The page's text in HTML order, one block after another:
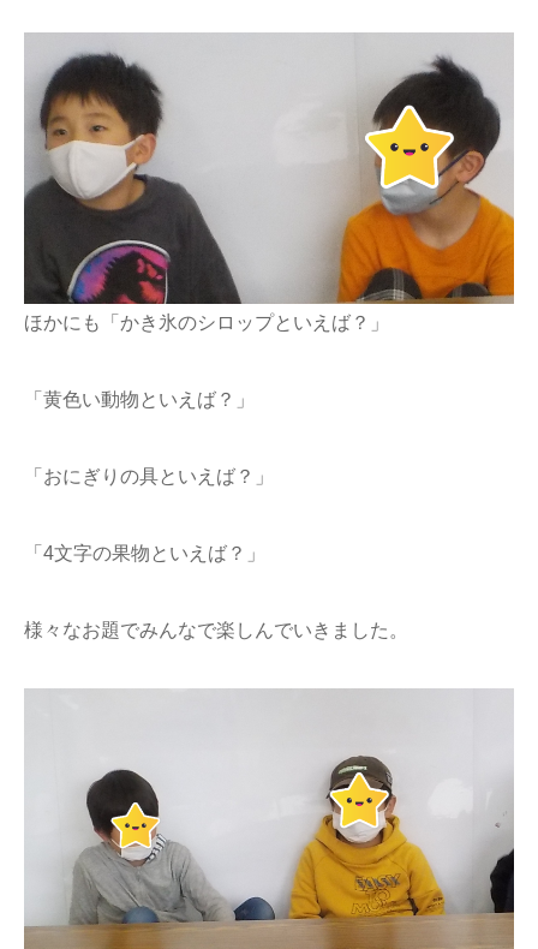
ほかにも「かき氷のシロップといえば？」
「黄色い動物といえば？」
「おにぎりの具といえば？」
「4文字の果物といえば？」
様々なお題でみんなで楽しんでいきました。